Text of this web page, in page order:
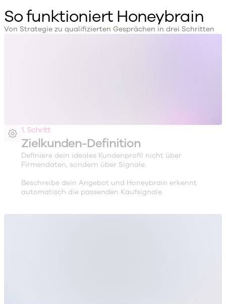
So funktioniert Honeybrain
Von Strategie zu qualifizierten Gesprächen in drei Schritten
1. Schritt
Zielkunden-Definition
Definiere dein ideales Kundenprofil nicht über
Firmendaten, sondern über Signale.
Beschreibe dein Angebot und Honeybrain erkennt
automatisch die passenden Kaufsignale.